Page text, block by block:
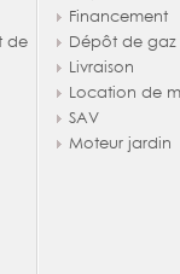
de
Financement
Dépôt de gaz
Livraison
Location de
SAV
Moteur jardin